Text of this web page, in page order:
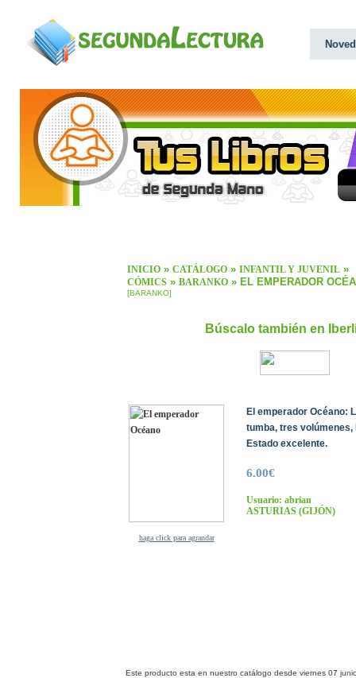
INICIO » CATÁLOGO » INFANTIL Y JUVENIL »
CÓMICS » BARANKO » EL EMPERADOR
[BARANKO]
Búscalo también en
haga click para agrandar
El emperador Océano:
tumba, tres volúmenes,
Estado excelente.
6.00€
Usuario: abrian
ASTURIAS (GIJÓN)
Este producto esta en nuestro catálogo desde viernes 07